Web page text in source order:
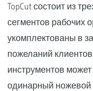
TopCut состоит из
сегментов рабочих
укомплектованы в
пожеланий
инструментов
одинарный ножевой